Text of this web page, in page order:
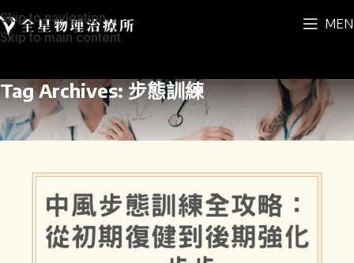
Skip to navigation
Skip to main content
Tag Archives: 步態訓練